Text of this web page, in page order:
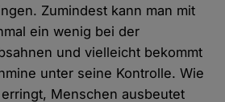
Zumindest kann man mit
ein wenig bei der
und vielleicht bekommt
unter seine Kontrolle. Wie
Menschen ausbeutet